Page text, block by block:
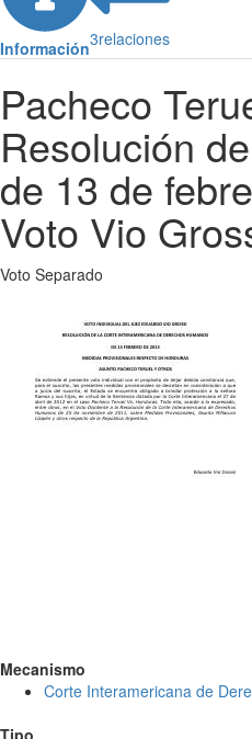
Información3relaciones
Pacheco
Resolución
de 13 de
Voto Vio
Voto Separado
Mecanismo
Corte Interamericana de